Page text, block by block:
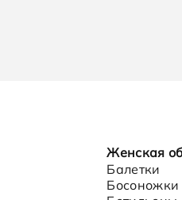
Женская
Балетки
Босоножки